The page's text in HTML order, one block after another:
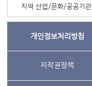
지역 산업/문화/공공기관
개인정보처리방침
저작권정책